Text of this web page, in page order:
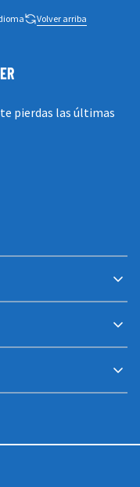
Volver arriba
pierdas las últimas